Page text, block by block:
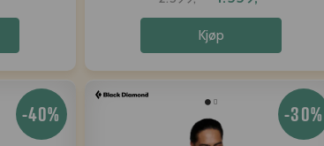
Kjøp
-40% -30%